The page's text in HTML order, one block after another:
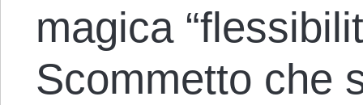
magica
Scommetto che